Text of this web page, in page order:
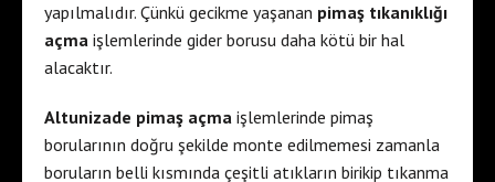
yapılmalıdır. Çünkü gecikme yaşanan pimaş tıkanıklığı
açma işlemlerinde gider borusu daha kötü bir hal
alacaktır.
Altunizade pimaş açma işlemlerinde pimaş
borularının doğru şekilde monte edilmemesi zamanla
boruların belli kısmında çeşitli atıkların birikip tıkanma